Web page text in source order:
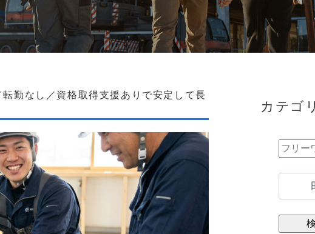
勤なし／資格取得支援ありで安定して長
カテゴ